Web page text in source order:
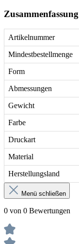
Zusammenfassung
Artikelnummer
Mindestbestellmenge
Form
Abmessungen
Gewicht
Farbe
Druckart
Material
Herstellungsland
Menü schließen
0 von 0 Bewertungen